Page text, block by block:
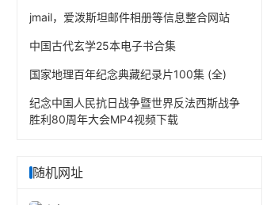
jmail，爱泼斯坦邮件相册等信息整合网站
中国古代玄学25本电子书合集
国家地理百年纪念典藏纪录片100集 (全)
纪念中国人民抗日战争暨世界反法西斯战争
胜利80周年大会MP4视频下载
随机网址